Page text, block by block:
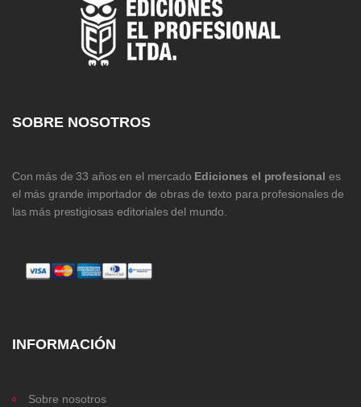
SOBRE NOSOTROS
Con más de 33 años en el mercado Ediciones el profesional es
el más grande importador de obras de texto para profesionales de
las más prestigiosas editoriales del mundo.
INFORMACIÓN
Sobre nosotros